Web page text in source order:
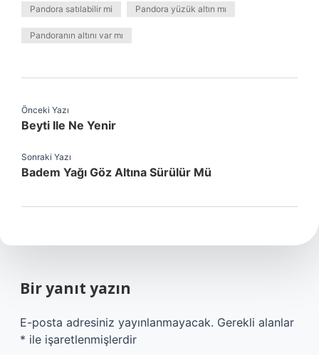
Pandora satılabilir mi Pandora yüzük altın mı
Pandoranın altını var mı
Önceki Yazı
Beyti Ile Ne Yenir
Sonraki Yazı
Badem Yağı Göz Altına Sürülür Mü
Bir yanıt yazın
E-posta adresiniz yayınlanmayacak. Gerekli alanlar
* ile işaretlenmişlerdir